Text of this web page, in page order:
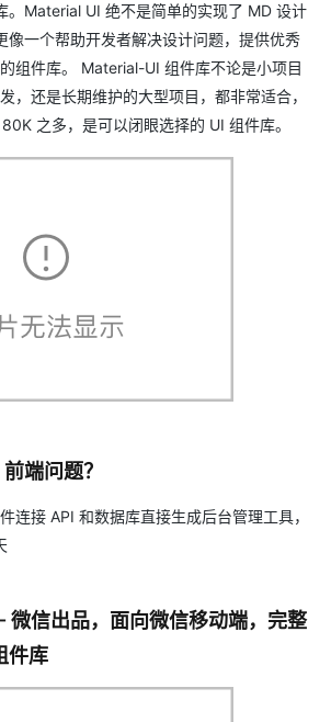
。Material UI 绝不是简单的实现了 MD 设计
像一个帮助开发者解决设计问题，提供优秀
组件库。 Material-UI 组件库不论是小项目
，还是长期维护的大型项目，都非常适合，
之多，是可以闭眼选择的 UI 组件库。
端问题？
连接 API 和数据库直接生成后台管理工具，
微信出品，面向微信移动端，完整
件库